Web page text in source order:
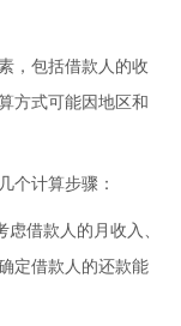
，包括借款人的收
方式可能因地区和
计算步骤：
借款人的月收入、
定借款人的还款能